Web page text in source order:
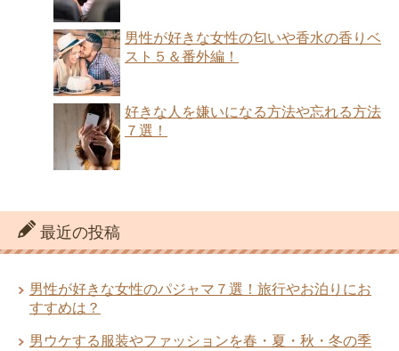
男性が好きな女性の匂いや香水の香りベ
スト５＆番外編！
好きな人を嫌いになる方法や忘れる方法
７選！
最近の投稿
男性が好きな女性のパジャマ７選！旅行やお泊りにお
すすめは？
男ウケする服装やファッションを春・夏・秋・冬の季